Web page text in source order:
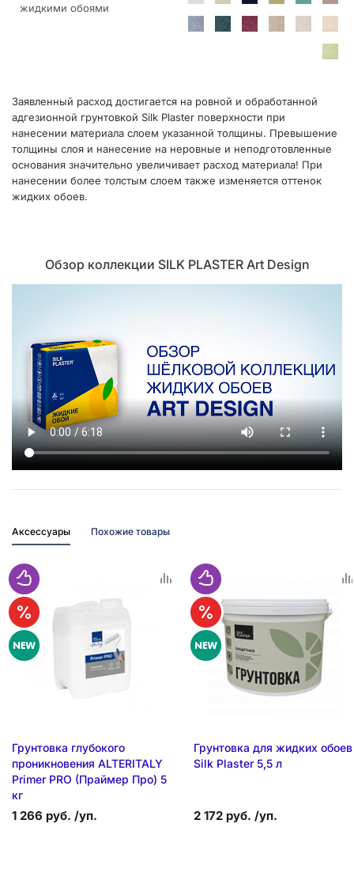
жидкими обоями
Заявленный расход достигается на ровной и обработанной
адгезионной грунтовкой Silk Plaster поверхности при
нанесении материала слоем указанной толщины. Превышение
толщины слоя и нанесение на неровные и неподготовленные
основания значительно увеличивает расход материала! При
нанесении более толстым слоем также изменяется оттенок
жидких обоев.
Обзор коллекции SILK PLASTER Art Design
Аксессуары Похожие товары
Грунтовка глубокого
проникновения ALTERITALY
Primer PRO (Праймер Про) 5
кг
1 266 руб. /уп.
Грунтовка для жидких обоев
Silk Plaster 5,5 л
2 172 руб. /уп.